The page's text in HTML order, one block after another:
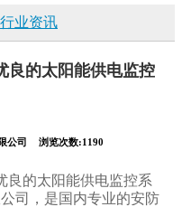
行业资讯
良的太阳能供电监控
公司 浏览次数:1190
良的太阳能供电监控系
司，是国内专业的安防